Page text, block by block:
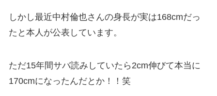
しかし最近中村倫也さんの身長が実は168cmだっ
たと本人が公表しています。
ただ15年間サバ読みしていたら2cm伸びて本当に
170cmになったんだとか！！笑